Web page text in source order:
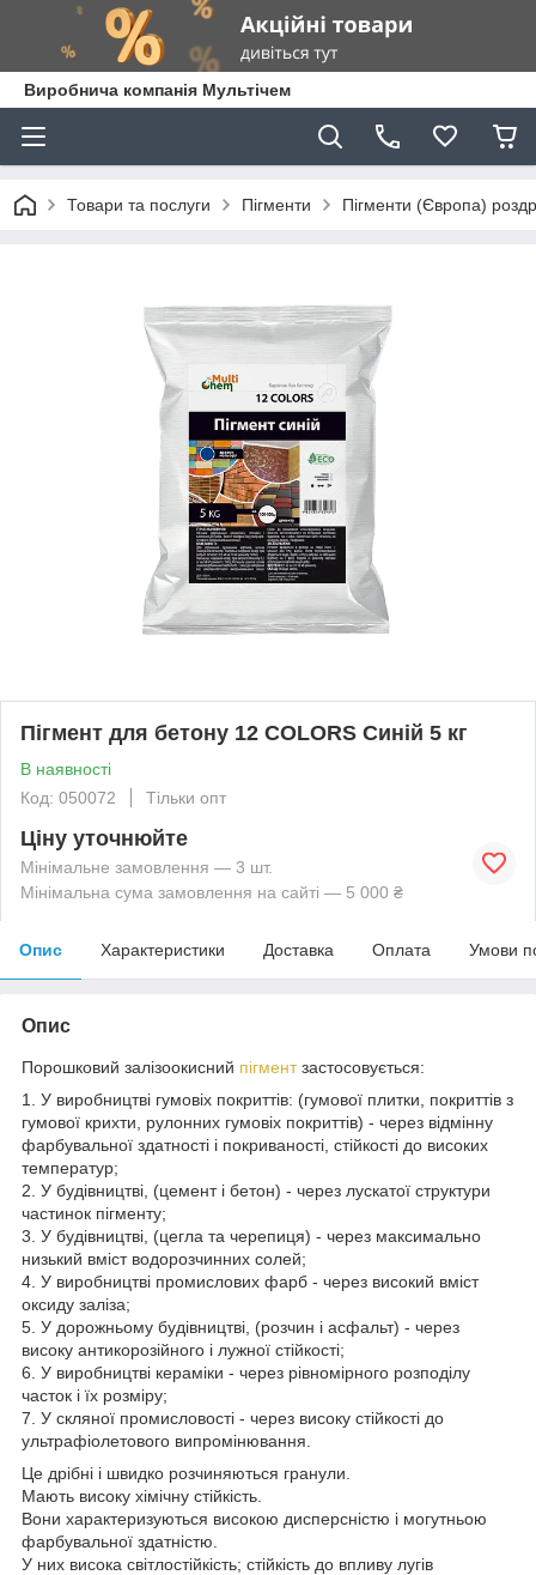
Виробнича компанія Мультічем
Товари та послуги Пігменти Пігменти (Європа)
Пігмент для бетону 12 COLORS Синій 5 кг
В наявності
Код: 050072
Тільки опт
Ціну уточнюйте
Мінімальне замовлення — 3 шт.
Мінімальна сума замовлення на сайті — 5 000 ₴
Опис Характеристики Доставка Оплата Умови
Опис
Порошковий залізоокисний пігментзастосовується:
1. У виробництві гумовіх покриттів: (гумової плитки, покриттів з
гумової крихти, рулонних гумовіх покриттів) - через відмінну
фарбувальної здатності і покриваності, стійкості до високих
температур;
2. У будівництві, (цемент і бетон) - через лускатої структури
частинок пігменту;
3. У будівництві, (цегла та черепиця) - через максимально
низький вміст водорозчинних солей;
4. У виробництві промислових фарб - через високий вміст
оксиду заліза;
5. У дорожньому будівництві, (розчин і асфальт) - через
високу антикорозійного і лужної стійкості;
6. У виробництві кераміки - через рівномірного розподілу
часток і їх розміру;
7. У скляної промисловості - через високу стійкості до
ультрафіолетового випромінювання.
Це дрібні і швидко розчиняються гранули.
Мають високу хімічну стійкість.
Вони характеризуються високою дисперсністю і могутньою
фарбувальної здатністю.
У них висока світлостійкість; стійкість до впливу лугів